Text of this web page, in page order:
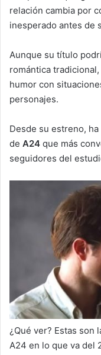
relación cambia por
inesperado antes de
Aunque su título
romántica
humor con
personajes.
Desde su estreno,
de A24 que más
seguidores del
¿Qué ver? Estas son
A24 en lo que va del